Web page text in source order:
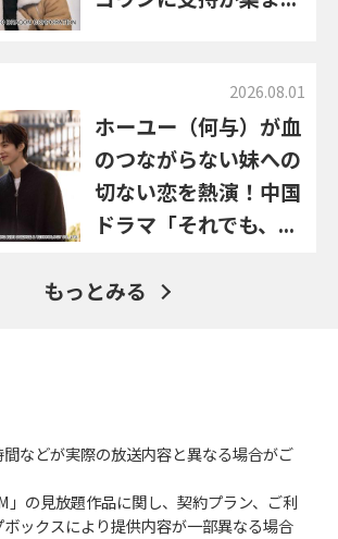
2026.08.01
ホーユー（何与）が血
のつながらない妹への
切ない恋を熱演！中国
ドラマ「それでも、...
もっとみる
などが実際の放送内容と異なる場合がご
」の見放題作品に関し、契約プラン、ご利
ックスにより提供内容が一部異なる場合